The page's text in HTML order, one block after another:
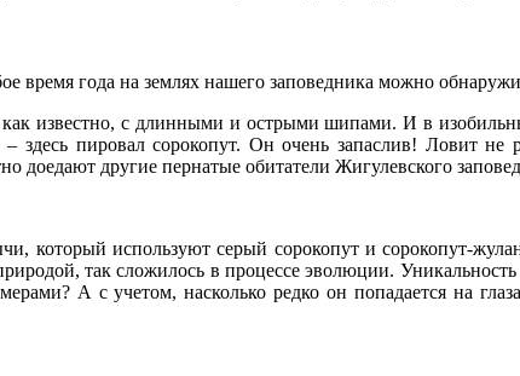
время года на землях нашего заповедника можно
известно, с длинными и острыми шипами. И в
пировал сорокопут. Он очень запаслив! Ловит не
доедают другие пернатые обитатели Жигулевского
который используют серый сорокопут и сорокопут-
так сложилось в процессе эволюции.
А с учетом, насколько редко он попадается на